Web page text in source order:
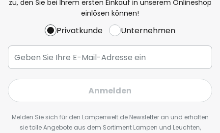
zu, den Sie bei Ihrem ersten Einkauf in unserem Onlineshop
einlösen können!
Privatkunde Unternehmen
Anmelden
Melden Sie sich für den Lampenwelt.de Newsletter an und erhalten
sie tolle Angebote aus dem Sortiment Lampen und Leuchten,